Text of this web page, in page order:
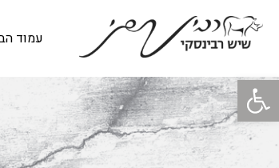
פתח סרגל נגישות
עמוד